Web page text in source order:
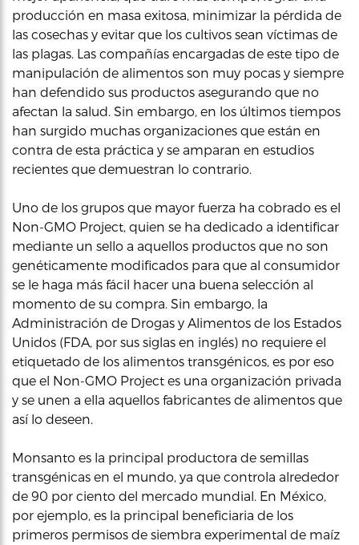
producción en masa exitosa, minimizar la pérdida de
las cosechas y evitar que los cultivos sean víctimas de
las plagas. Las compañías encargadas de este tipo de
manipulación de alimentos son muy pocas y siempre
han defendido sus productos asegurando que no
afectan la salud. Sin embargo, en los últimos tiempos
han surgido muchas organizaciones que están en
contra de esta práctica y se amparan en estudios
recientes que demuestran lo contrario.
Uno de los grupos que mayor fuerza ha cobrado es el
Non-GMO Project, quien se ha dedicado a identificar
mediante un sello a aquellos productos que no son
genéticamente modificados para que al consumidor
se le haga más fácil hacer una buena selección al
momento de su compra. Sin embargo, la
Administración de Drogas y Alimentos de los Estados
Unidos (FDA, por sus siglas en inglés) no requiere el
etiquetado de los alimentos transgénicos, es por eso
que el Non-GMO Project es una organización privada
y se unen a ella aquellos fabricantes de alimentos que
así lo deseen.
Monsanto es la principal productora de semillas
transgénicas en el mundo, ya que controla alrededor
de 90 por ciento del mercado mundial. En México,
por ejemplo, es la principal beneficiaria de los
primeros permisos de siembra experimental de maíz